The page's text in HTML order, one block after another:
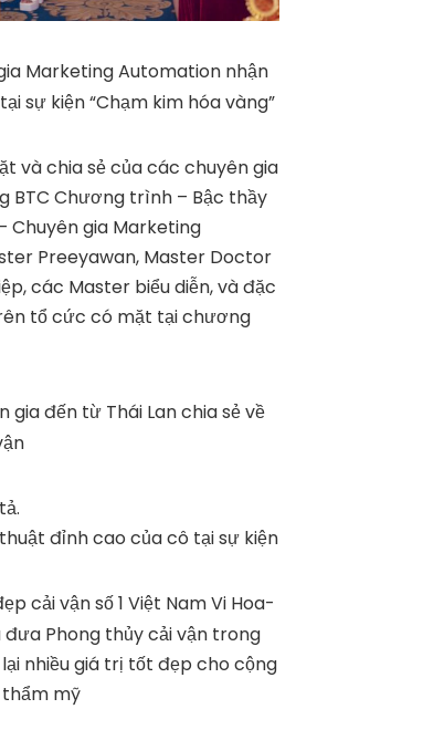
Marketing Automation nhận
sự kiện “Chạm kim hóa vàng”
và chia sẻ của các chuyên gia
BTC Chương trình – Bậc thầy
Chuyên gia Marketing
Preeyawan, Master Doctor
các Master biểu diễn, và đặc
tổ cức có mặt tại chương
đến từ Thái Lan chia sẻ về
đỉnh cao của cô tại sự kiện
cải vận số 1 Việt Nam Vi Hoa-
Phong thủy cải vận trong
nhiều giá trị tốt đẹp cho cộng
mỹ